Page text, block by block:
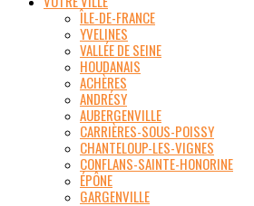
ÎLE-DE-FRANCE
YVELINES
VALLÉE DE SEINE
HOUDANAIS
ACHÈRES
ANDRÉSY
AUBERGENVILLE
CARRIÈRES-SOUS-POISSY
CHANTELOUP-LES-VIGNES
CONFLANS-SAINTE-HONORINE
ÉPÔNE
GARGENVILLE